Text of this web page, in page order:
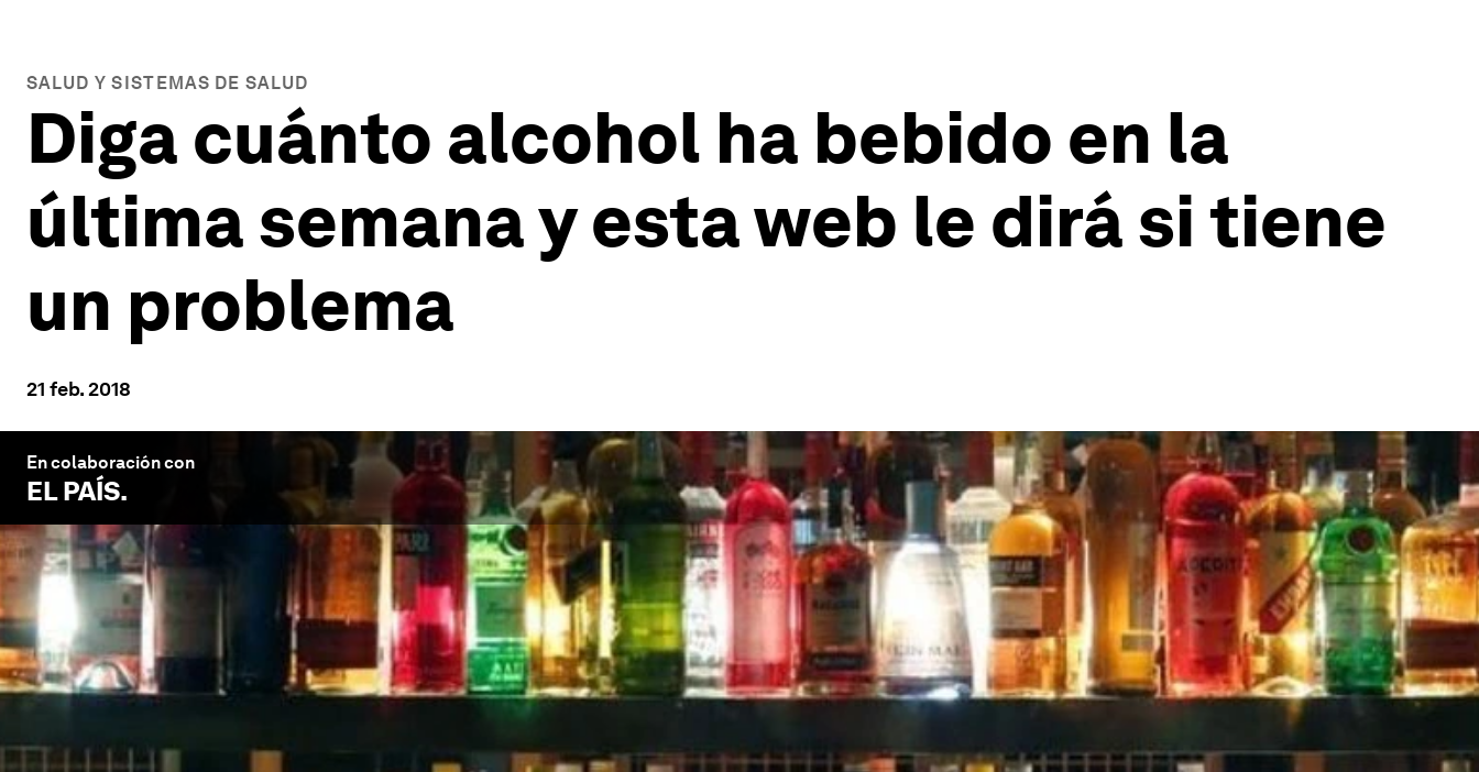
SALUD Y SISTEMAS DE SALUD
Diga cuánto alcohol ha bebido en la
última semana y esta web le dirá si tiene
un problema
21 feb. 2018
En colaboración con
EL PAÍS.